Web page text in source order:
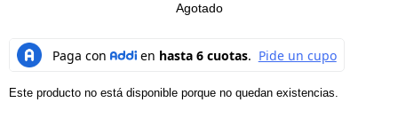
Agotado
Este producto no está disponible porque no quedan existencias.